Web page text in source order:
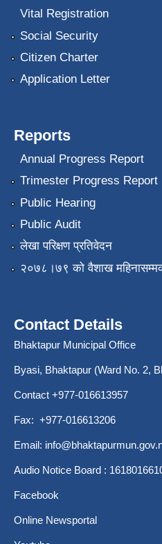
Vital Registration
Social Security
Citizen Charter
Application Letter
Reports
Annual Progress Report
Trimester Progress Report
Public Hearing
Public Audit
लेखा परिक्षण प्रतिवेदन
२०७८।७९ को वैशाख
Contact Details
Bhaktapur Municipal Office
Byasi, Bhaktapur (Ward No. 2,
Contact +977-016613957
Fax: +977-016613206
Email:
Audio Notice Board :
Facebook
Online Newsportal